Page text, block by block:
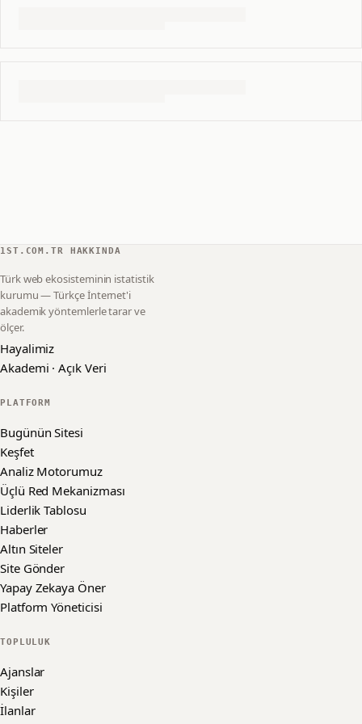
1ST.COM.TR HAKKINDA
Türk web ekosisteminin istatistik
kurumu — Türkçe İnternet'i
akademik yöntemlerle tarar ve
ölçer.
Hayalimiz
Akademi · Açık Veri
PLATFORM
Bugünün Sitesi
Keşfet
Analiz Motorumuz
Üçlü Red Mekanizması
Liderlik Tablosu
Haberler
Altın Siteler
Site Gönder
Yapay Zekaya Öner
Platform Yöneticisi
TOPLULUK
Ajanslar
Kişiler
İlanlar